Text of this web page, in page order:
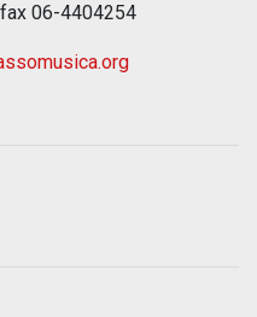
06-4404254